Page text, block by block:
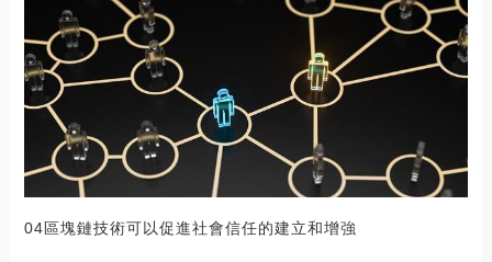
04區塊鏈技術可以促進社會信任的建立和增強